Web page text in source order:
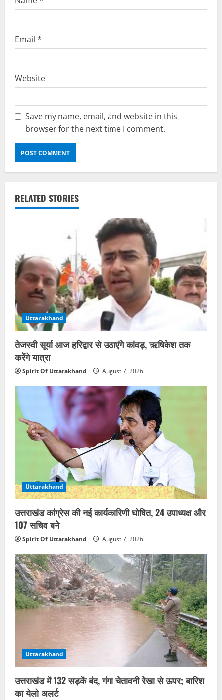
Email *
Website
Save my name, email, and website in this
browser for the next time I comment.
RELATED STORIES
Uttarakhand
तेजस्वी सूर्या आज हरिद्वार से उठाएंगे कांवड़, ऋषिकेश तक
करेंगे यात्रा
Spirit Of Uttarakhand August 7, 2026
Uttarakhand
उत्तराखंड कांग्रेस की नई कार्यकारिणी घोषित, 24 उपाध्यक्ष और
107 सचिव बने
Spirit Of Uttarakhand August 7, 2026
Uttarakhand
उत्तराखंड में 132 सड़कें बंद, गंगा चेतावनी रेखा से ऊपर; बारिश
का येलो अलर्ट